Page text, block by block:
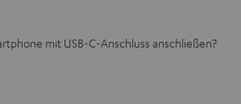
mit USB-C-Anschluss anschließen?